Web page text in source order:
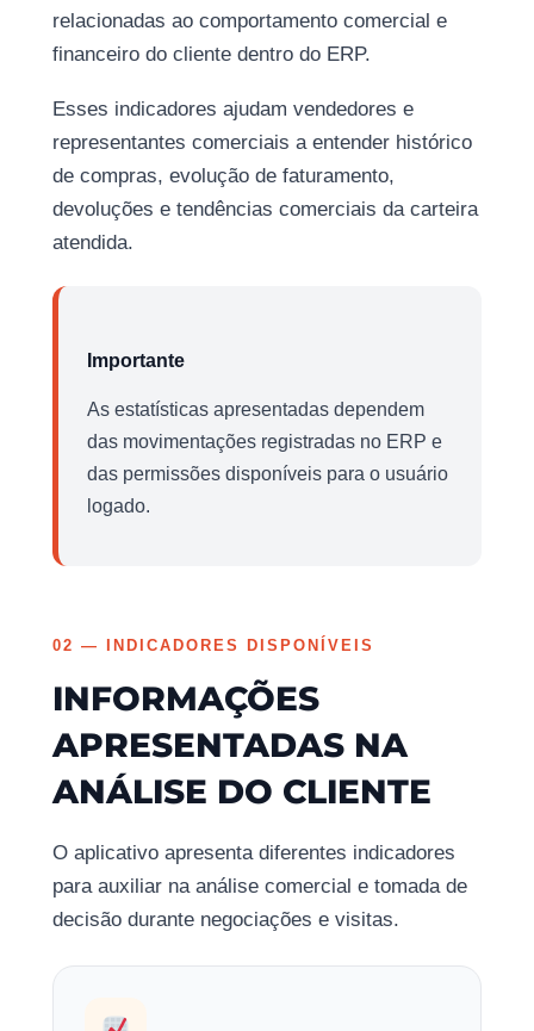
relacionadas ao comportamento comercial e
financeiro do cliente dentro do ERP.
Esses indicadores ajudam vendedores e
representantes comerciais a entender histórico
de compras, evolução de faturamento,
devoluções e tendências comerciais da carteira
atendida.
Importante
As estatísticas apresentadas dependem
das movimentações registradas no ERP e
das permissões disponíveis para o usuário
logado.
02 — INDICADORES DISPONÍVEIS
INFORMAÇÕES
APRESENTADAS NA
ANÁLISE DO CLIENTE
O aplicativo apresenta diferentes indicadores
para auxiliar na análise comercial e tomada de
decisão durante negociações e visitas.